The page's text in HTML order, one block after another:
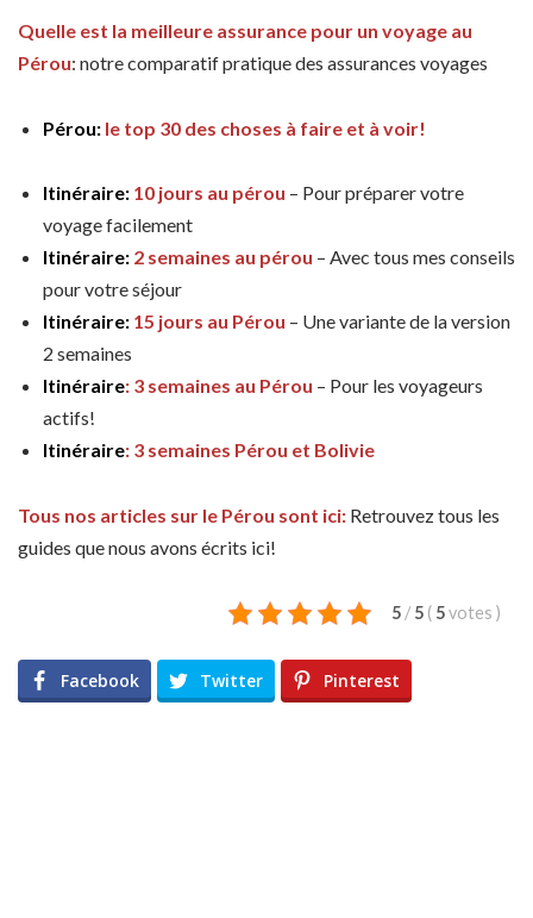
Quelle est la meilleure assurance pour un voyage au
Pérou: notre comparatif pratique des assurances voyages
Pérou: le top 30 des choses à faire et à voir!
Itinéraire: 10 jours au pérou – Pour préparer votre
voyage facilement
Itinéraire: 2 semaines au pérou – Avec tous mes conseils
pour votre séjour
Itinéraire: 15 jours au Pérou – Une variante de la version
2 semaines
Itinéraire: 3 semaines au Pérou – Pour les voyageurs
actifs!
Itinéraire: 3 semaines Pérou et Bolivie
Tous nos articles sur le Pérou sont ici: Retrouvez tous les
guides que nous avons écrits ici!
5 / 5 ( 5votes )
Facebook Twitter Pinterest